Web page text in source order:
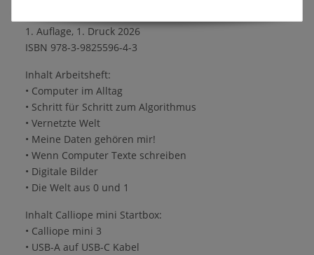
1. Auflage, 1. Druck 2026
ISBN 978-3-9825596-4-3
Inhalt Arbeitsheft:
• Computer im Alltag
• Schritt für Schritt zum Algorithmus
• Vernetzte Welt
• Meine Daten gehören mir!
• Wenn Computer Texte schreiben
• Digitale Bilder
• Die Welt aus 0 und 1
Inhalt Calliope mini Startbox:
• Calliope mini 3
• USB-A auf USB-C Kabel